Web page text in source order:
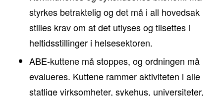
styrkes betraktelig og det må i all hovedsak
stilles krav om at det utlyses og tilsettes i
heltidsstillinger i helsesektoren.
ABE-kuttene må stoppes, og ordningen må
evalueres. Kuttene rammer aktiviteten i alle
statlige virksomheter, sykehus, universiteter,